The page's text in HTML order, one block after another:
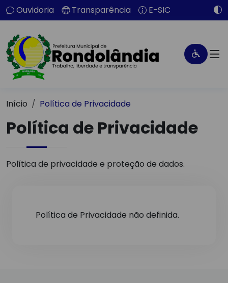
Ouvidoria Transparência E-SIC
Início Política de Privacidade
Política de Privacidade
Política de privacidade e proteção de dados.
Política de Privacidade não definida.